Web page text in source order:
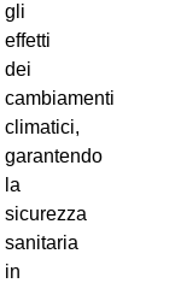
gli
effetti
dei
cambiamenti
climatici,
garantendo
la
sicurezza
sanitaria
in